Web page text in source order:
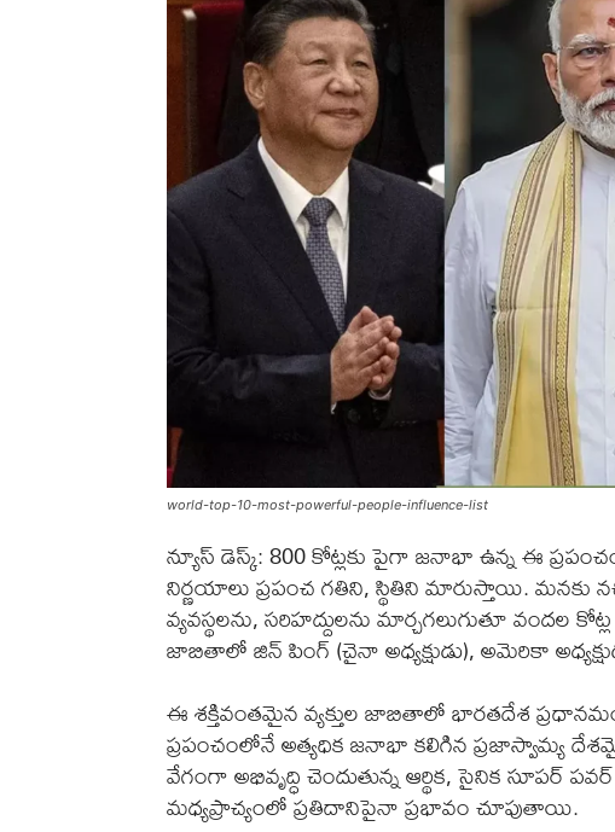
world-top-10-most-powerful-people-influence-list
న్యూస్ డెస్క్: 800 కోట్లకు పైగా జనాభా ఉన్న ఈ
నిర్ణయాలు ప్రపంచ గతిని, స్థితిని మారుస్తాయి. మనకు
వ్యవస్థలను, సరిహద్దులను మార్చగలుగుతూ వందల
జాబితాలో జిన్ పింగ్ (చైనా అధ్యక్షుడు), అమెరికా
ఈ శక్తివంతమైన వ్యక్తుల జాబితాలో భారతదేశ
ప్రపంచంలోనే అత్యధిక జనాభా కలిగిన ప్రజాస్వామ్య
వేగంగా అభివృద్ధి చెందుతున్న ఆర్థిక, సైనిక
మధ్యప్రాచ్యంలో ప్రతిదానిపైనా ప్రభావం చూపుతాయి.